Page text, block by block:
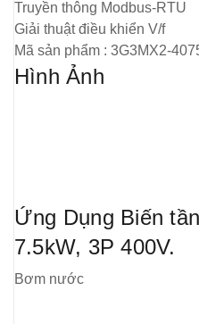
Truyền thông Modbus-RTU
Giải thuật điều khiển V/f
Mã sản phẩm : 3G3MX2-
Hình Ảnh
Ứng Dụng Biến
7.5kW, 3P 400V.
Bơm nước